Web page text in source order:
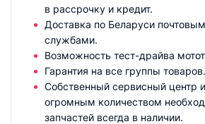
в рассрочку и кредит.
Доставка по Беларуси
службами.
Возможность тест-драйва
Гарантия на все группы товаров.
Собственный сервисный центр
огромным количеством
запчастей всегда в наличии.